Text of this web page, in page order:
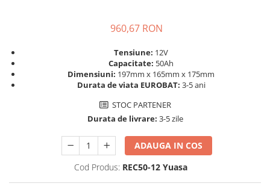
MPPT
PWM
Convertoare de tensiune
Sisteme de stocare energie
Pachete complete stocare energie
Sisteme de Stocare Comerciale
960,67 RON
Tensiune: 12V
Capacitate: 50Ah
Dimensiuni: 197mm x 165mm x 175mm
Durata de viata EUROBAT: 3-5 ani
STOC PARTENER
Durata de livrare: 3-5 zile
ADAUGA IN COS
Cod Produs: REC50-12 Yuasa